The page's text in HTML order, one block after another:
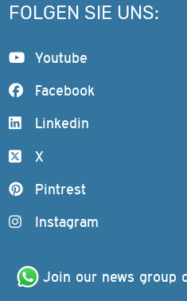
FOLGEN SIE UNS:
Youtube
Facebook
Linkedin
X
Pintrest
Instagram
Join our news group